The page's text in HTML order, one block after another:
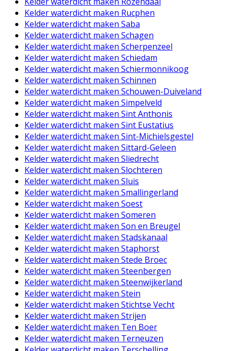
Kelder waterdicht maken Rucphen
Kelder waterdicht maken Saba
Kelder waterdicht maken Schagen
Kelder waterdicht maken Scherpenzeel
Kelder waterdicht maken Schiedam
Kelder waterdicht maken Schiermonnikoog
Kelder waterdicht maken Schinnen
Kelder waterdicht maken Schouwen-Duiveland
Kelder waterdicht maken Simpelveld
Kelder waterdicht maken Sint Anthonis
Kelder waterdicht maken Sint Eustatius
Kelder waterdicht maken Sint-Michielsgestel
Kelder waterdicht maken Sittard-Geleen
Kelder waterdicht maken Sliedrecht
Kelder waterdicht maken Slochteren
Kelder waterdicht maken Sluis
Kelder waterdicht maken Smallingerland
Kelder waterdicht maken Soest
Kelder waterdicht maken Someren
Kelder waterdicht maken Son en Breugel
Kelder waterdicht maken Stadskanaal
Kelder waterdicht maken Staphorst
Kelder waterdicht maken Stede Broec
Kelder waterdicht maken Steenbergen
Kelder waterdicht maken Steenwijkerland
Kelder waterdicht maken Stein
Kelder waterdicht maken Stichtse Vecht
Kelder waterdicht maken Strijen
Kelder waterdicht maken Ten Boer
Kelder waterdicht maken Terneuzen